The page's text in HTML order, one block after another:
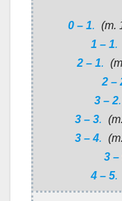
0 – 1. (m.
1 – 1.
2 – 1.
2 –
3 – 2.
3 – 3.
3 – 4.
3 –
4 – 5.